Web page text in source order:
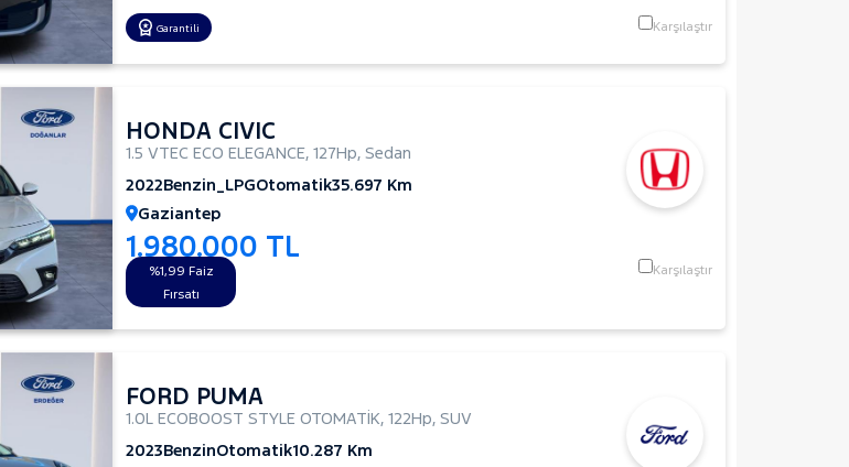
Garantili Karşılaştır
HONDA CIVIC
1.5 VTEC ECO ELEGANCE, 127Hp, Sedan
2022Benzin_LPGOtomatik35.697 Km
Gaziantep
1.980.000 TL
%1,99 Faiz
Fırsatı
Karşılaştır
FORD PUMA
1.0L ECOBOOST STYLE OTOMATİK, 122Hp, SUV
2023BenzinOtomatik10.287 Km